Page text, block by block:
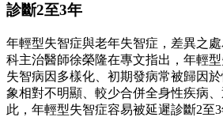
診斷2至3年
年輕型失智症與老年失智症，差異之
科主治醫師徐榮隆在專文指出，年輕型
失智病因多樣化、初期發病常被歸因
象相對不明顯、較少合併全身性疾病
此，年輕型失智症容易被延遲診斷2至3